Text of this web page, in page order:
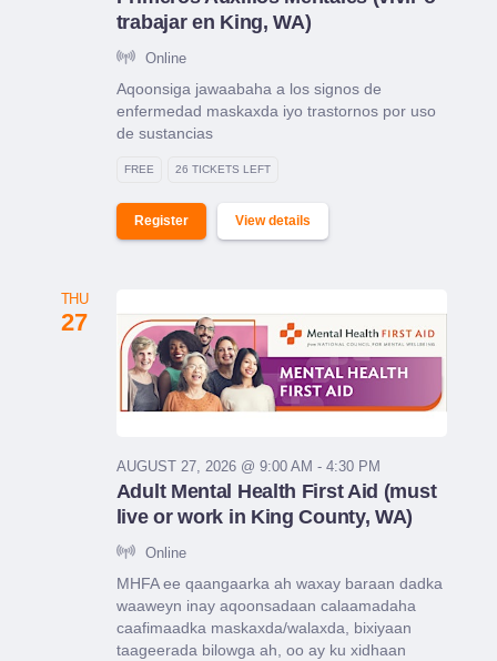
trabajar en King, WA)
Online
Aqoonsiga jawaabaha a los signos de
enfermedad maskaxda iyo trastornos por uso
de sustancias
FREE 26 TICKETS LEFT
Register View details
THU
27
AUGUST 27, 2026 @ 9:00 AM - 4:30 PM
Adult Mental Health First Aid (must
live or work in King County, WA)
Online
MHFA ee qaangaarka ah waxay baraan dadka
waaweyn inay aqoonsadaan calaamadaha
caafimaadka maskaxda/walaxda, bixiyaan
taageerada bilowga ah, oo ay ku xidhaan